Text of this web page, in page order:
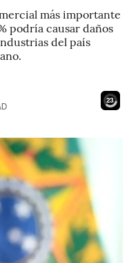
más importante
podría causar daños
del país
21